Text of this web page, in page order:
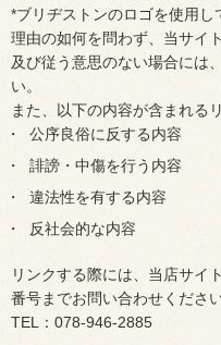
*ブリヂストンのロゴを使用し
理由の如何を問わず、当サイ
及び従う意思のない場合には
い。
また、以下の内容が含まれる
公序良俗に反する内容
誹謗・中傷を行う内容
違法性を有する内容
反社会的な内容
リンクする際には、当店サイ
番号までお問い合わせください
TEL：078-946-2885